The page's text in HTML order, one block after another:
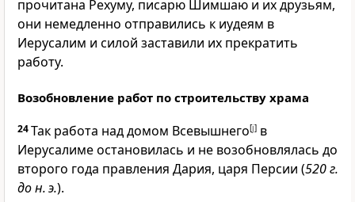
прочитана Рехуму, писарю Шимшаю и их друзьям,
они немедленно отправились к иудеям в
Иерусалим и силой заставили их прекратить
работу.
Возобновление работ по строительству храма
24Так работа над домом Всевышнего[j] в
Иерусалиме остановилась и не возобновлялась до
второго года правления Дария, царя Персии (520 г.
до н. э.).